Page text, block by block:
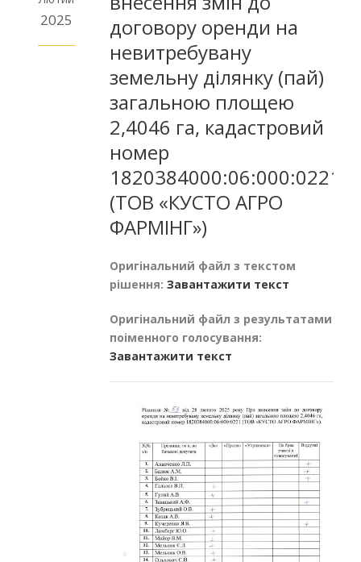
2025
договору оренди на
невитребувану
земельну ділянку (пай)
загальною площею
2,4046 га, кадастровий
номер
1820384000:06:000:0221
(ТОВ «КУСТО АГРО
ФАРМІНГ»)
Оригінальний файл з текстом
рішення: Завантажити текст
Оригінальний файл з результатами
поіменного голосування:
Завантажити текст